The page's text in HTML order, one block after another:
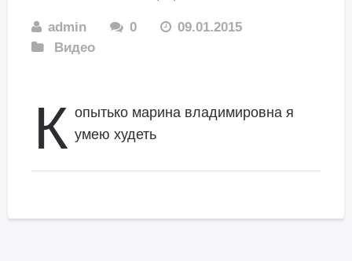
admin 0
09.01.2015
Видео
К опытько марина владимировна я
умею худеть